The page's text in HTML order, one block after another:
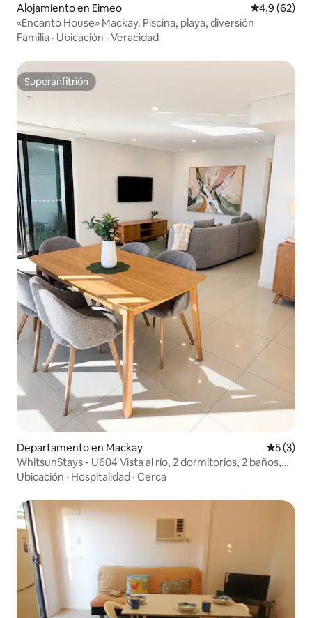
Alojamiento en Eimeo Calificación
4,9 (62)
«Encanto House» Mackay. Piscina, playa, diversión
Familia · Ubicación · Veracidad
Superanfitrión
Superanfitrión
Departamento en Mackay
5 (3)
WhitsunStays - U604 Vista al río, 2 dormitorios, 2 baños,
aire acondicionado
Ubicación · Hospitalidad · Cerca